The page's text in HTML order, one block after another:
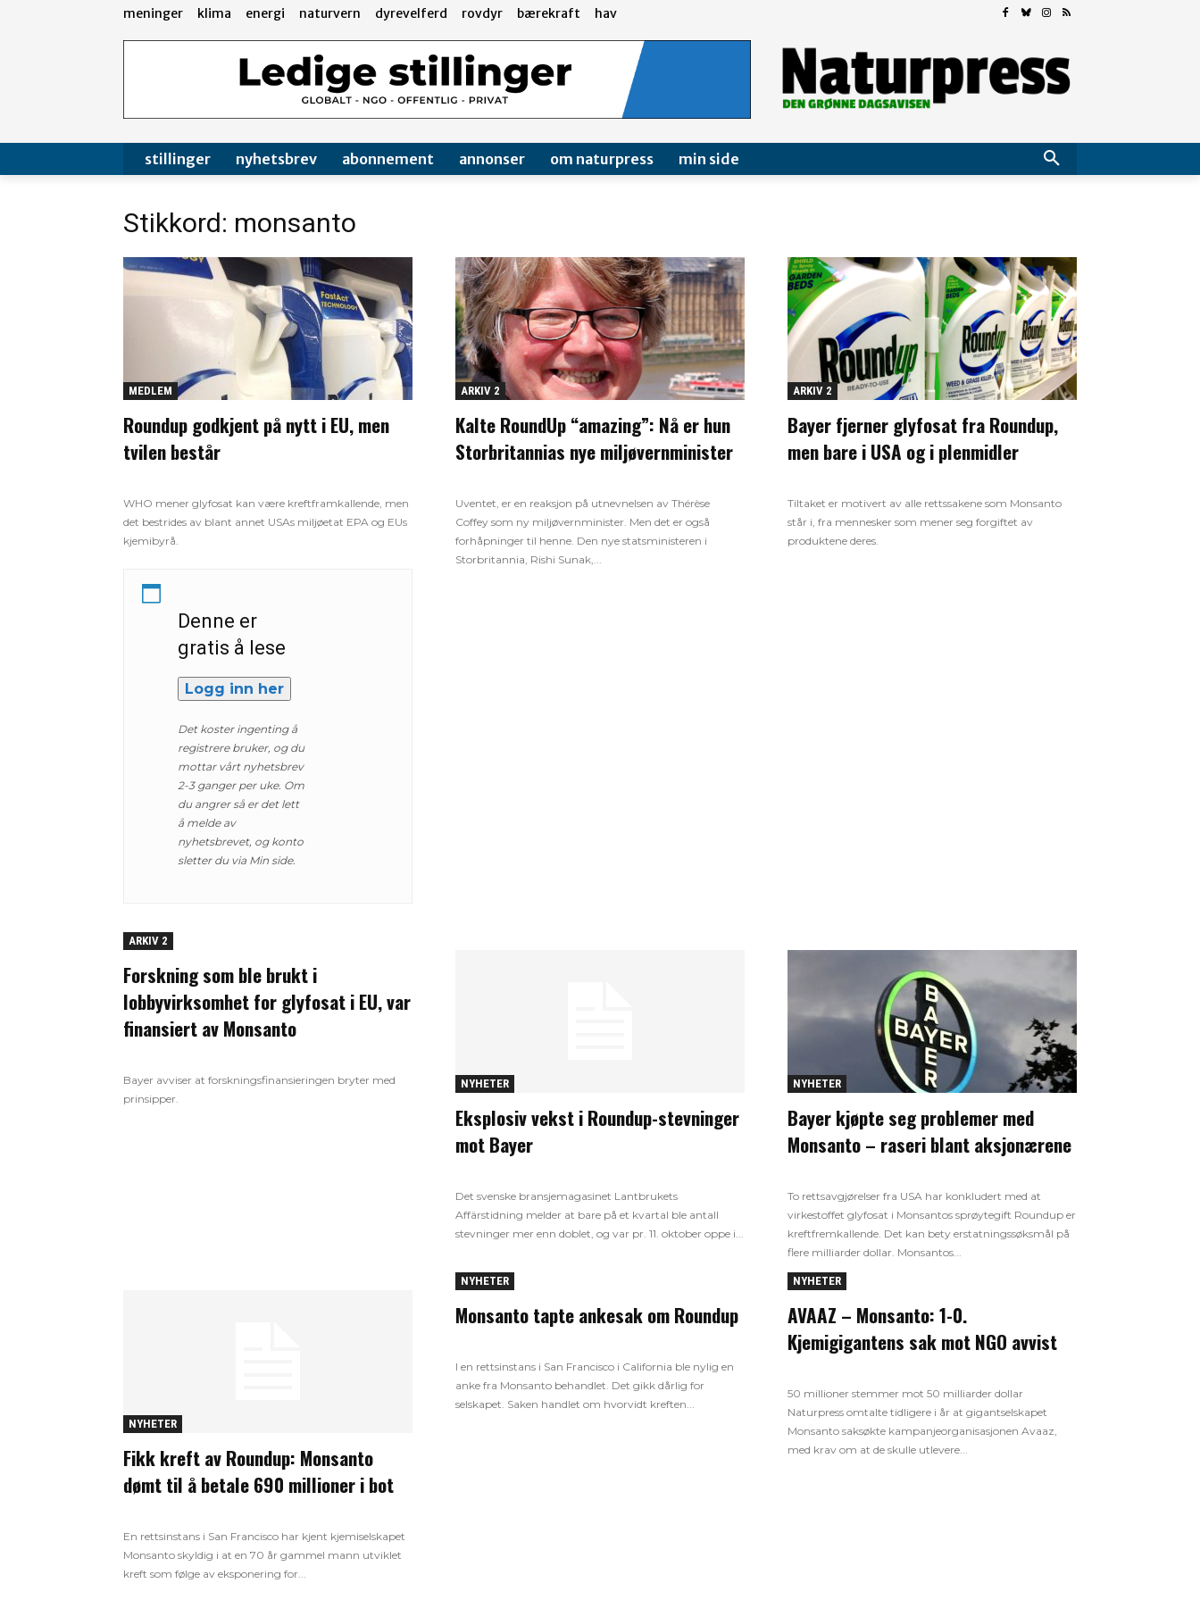
meninger klima energi naturvern dyrevelferd rovdyr bærekraft hav
stillinger nyhetsbrev abonnement annonser om naturpress min side
Stikkord: monsanto
MEDLEM
Roundup godkjent på nytt i EU, men
tvilen består
WHO mener glyfosat kan være kreftframkallende, men
det bestrides av blant annet USAs miljøetat EPA og EUs
kjemibyrå.
Denne er
gratis å lese
Logg inn her
Det koster ingenting å
registrere bruker, og du
mottar vårt nyhetsbrev
2-3 ganger per uke. Om
du angrer så er det lett
å melde av
nyhetsbrevet, og konto
sletter du via Min side.
ARKIV 2
Kalte RoundUp “amazing”: Nå er hun
Storbritannias nye miljøvernminister
Uventet, er en reaksjon på utnevnelsen av Thérèse
Coffey som ny miljøvernminister. Men det er også
forhåpninger til henne. Den nye statsministeren i
Storbritannia, Rishi Sunak,...
ARKIV 2
Bayer fjerner glyfosat fra Roundup,
men bare i USA og i plenmidler
Tiltaket er motivert av alle rettssakene som Monsanto
står i, fra mennesker som mener seg forgiftet av
produktene deres.
ARKIV 2
Forskning som ble brukt i
lobbyvirksomhet for glyfosat i EU, var
finansiert av Monsanto
Bayer avviser at forskningsfinansieringen bryter med
prinsipper.
NYHETER
Eksplosiv vekst i Roundup-stevninger
mot Bayer
Det svenske bransjemagasinet Lantbrukets
Affärstidning melder at bare på et kvartal ble antall
stevninger mer enn doblet, og var pr. 11. oktober oppe i...
NYHETER
Bayer kjøpte seg problemer med
Monsanto – raseri blant aksjonærene
To rettsavgjørelser fra USA har konkludert med at
virkestoffet glyfosat i Monsantos sprøytegift Roundup er
kreftfremkallende. Det kan bety erstatningssøksmål på
flere milliarder dollar. Monsantos...
NYHETER
Fikk kreft av Roundup: Monsanto
dømt til å betale 690 millioner i bot
En rettsinstans i San Francisco har kjent kjemiselskapet
Monsanto skyldig i at en 70 år gammel mann utviklet
kreft som følge av eksponering for...
NYHETER
Monsanto tapte ankesak om Roundup
I en rettsinstans i San Francisco i California ble nylig en
anke fra Monsanto behandlet. Det gikk dårlig for
selskapet. Saken handlet om hvorvidt kreften...
NYHETER
AVAAZ – Monsanto: 1-0.
Kjemigigantens sak mot NGO avvist
50 millioner stemmer mot 50 milliarder dollar
Naturpress omtalte tidligere i år at gigantselskapet
Monsanto saksøkte kampanjeorganisasjonen Avaaz,
med krav om at de skulle utlevere...